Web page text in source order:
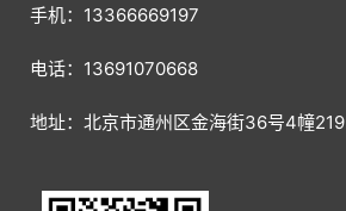
手机：13366669197
电话：13691070668
地址：北京市通州区金海街36号4幢219